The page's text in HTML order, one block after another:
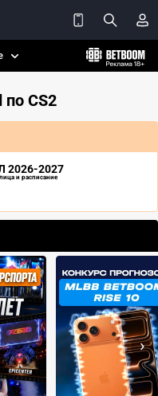
по CS2
2026-2027
и расписание
›